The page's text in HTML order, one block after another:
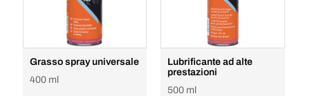
Grasso spray universale
400 ml
Lubrificante ad alte
prestazioni
500 ml